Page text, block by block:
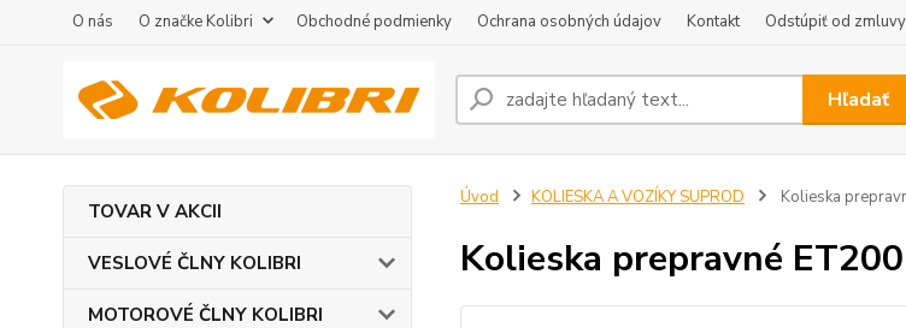
O nás O značke Kolibri Obchodné podmienky Ochrana osobných údajov Kontakt Odstúpiť od
Hľadať
TOVAR V AKCII
VESLOVÉ ČLNY KOLIBRI
MOTOROVÉ ČLNY KOLIBRI
Úvod KOLIESKA A VOZÍKY SUPROD Kolieska
Kolieska prepravné